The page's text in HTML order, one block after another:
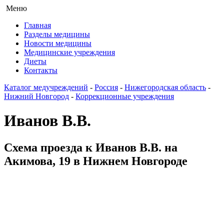
Меню
Главная
Разделы медицины
Новости медицины
Медицинские учреждения
Диеты
Контакты
Каталог медучреждений - Россия - Нижегородская область -
Нижний Новгород - Коррекционные учреждения
Иванов В.В.
Схема проезда к Иванов В.В. на
Акимова, 19 в Нижнем Новгороде